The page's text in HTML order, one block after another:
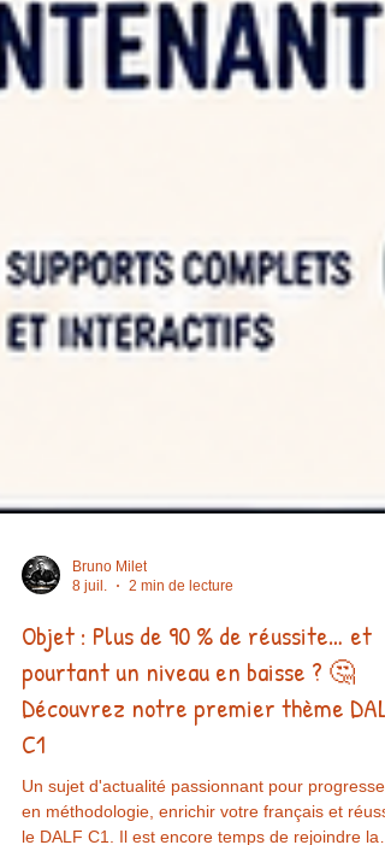
Bruno Milet
8 juil.
2 min de lecture
Objet : Plus de 90 % de réussite… et
Découvrez notre premier thème DALF